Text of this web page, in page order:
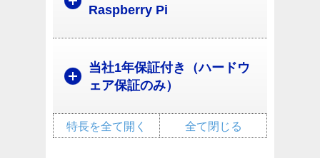
Raspberry Pi
当社1年保証付き（ハードウ
ェア保証のみ）
全て閉じる
特長を全て開く